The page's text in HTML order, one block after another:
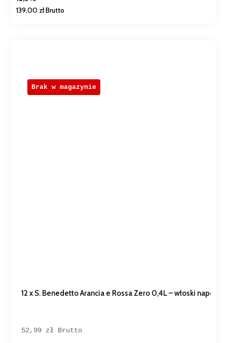
139,00 złBrutto
12 x S. Benedetto Arancia e Rossa Zero 0,4L – włoski napój
52,99 zł Brutto
Brak w magazynie